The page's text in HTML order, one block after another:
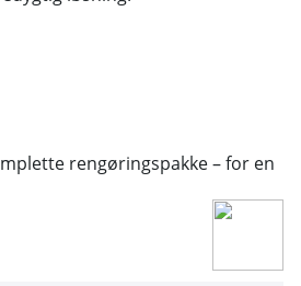
rengøringspakke – for en